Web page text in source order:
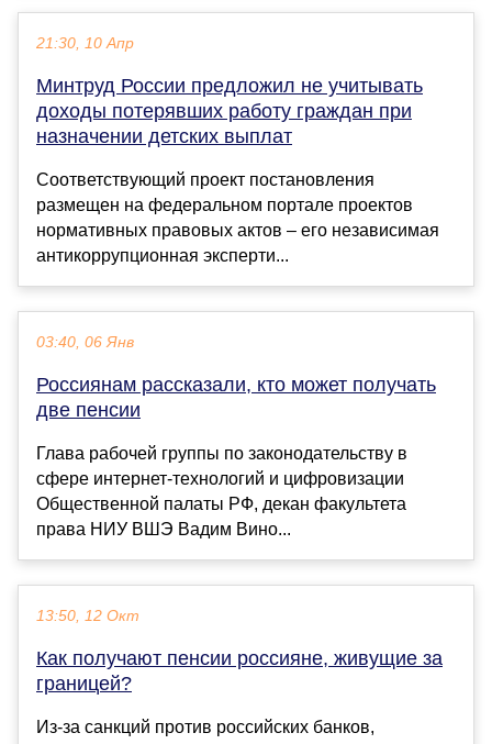
21:30, 10 Апр
Минтруд России предложил не учитывать
доходы потерявших работу граждан при
назначении детских выплат
Соответствующий проект постановления
размещен на федеральном портале проектов
нормативных правовых актов – его независимая
антикоррупционная эксперти...
03:40, 06 Янв
Россиянам рассказали, кто может получать
две пенсии
Глава рабочей группы по законодательству в
сфере интернет-технологий и цифровизации
Общественной палаты РФ, декан факультета
права НИУ ВШЭ Вадим Вино...
13:50, 12 Окт
Как получают пенсии россияне, живущие за
границей?
Из-за санкций против российских банков,